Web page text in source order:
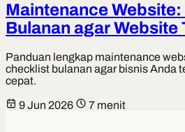
Maintenance
Bulanan agar Website
Panduan lengkap maintenance
checklist bulanan agar bisnis Anda
cepat.
9 Jun 2026 7 menit